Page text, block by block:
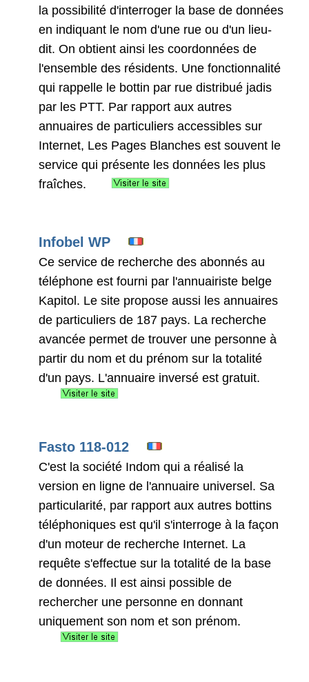
la possibilité d'interroger la base de données
en indiquant le nom d'une rue ou d'un lieu-
dit. On obtient ainsi les coordonnées de
l'ensemble des résidents. Une fonctionnalité
qui rappelle le bottin par rue distribué jadis
par les PTT. Par rapport aux autres
annuaires de particuliers accessibles sur
Internet, Les Pages Blanches est souvent le
service qui présente les données les plus
fraîches.
Infobel WP
Ce service de recherche des abonnés au
téléphone est fourni par l'annuairiste belge
Kapitol. Le site propose aussi les annuaires
de particuliers de 187 pays. La recherche
avancée permet de trouver une personne à
partir du nom et du prénom sur la totalité
d'un pays. L'annuaire inversé est gratuit.
Fasto 118-012
C'est la société Indom qui a réalisé la
version en ligne de l'annuaire universel. Sa
particularité, par rapport aux autres bottins
téléphoniques est qu'il s'interroge à la façon
d'un moteur de recherche Internet. La
requête s'effectue sur la totalité de la base
de données. Il est ainsi possible de
rechercher une personne en donnant
uniquement son nom et son prénom.